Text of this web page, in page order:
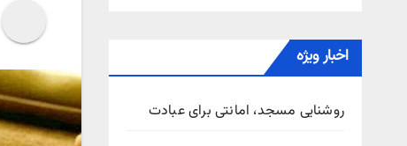
اخبار ویژه
روشنایی مسجد، امانتی برای عبادت